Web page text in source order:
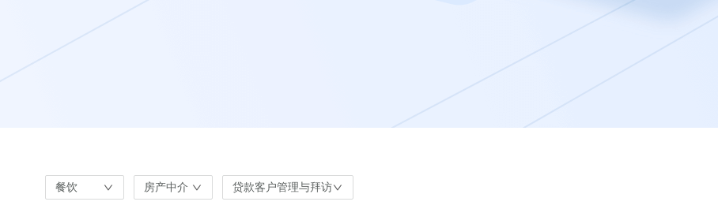
餐饮 房产中介 贷款客户管理与拜访